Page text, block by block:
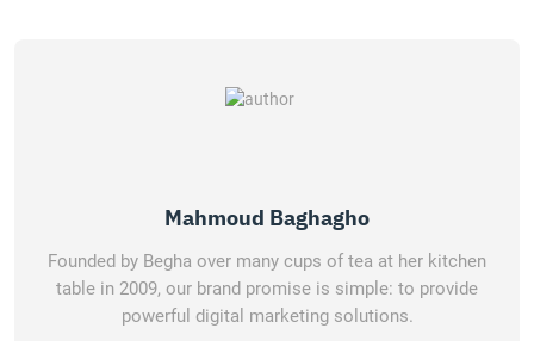
Mahmoud Baghagho
Founded by Begha over many cups of tea at her kitchen
table in 2009, our brand promise is simple: to provide
powerful digital marketing solutions.